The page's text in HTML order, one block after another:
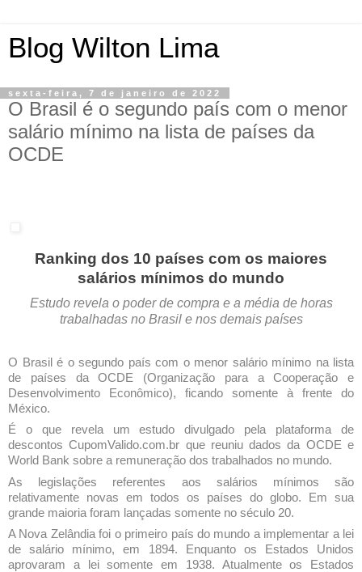
Blog Wilton Lima
sexta-feira, 7 de janeiro de 2022
O Brasil é o segundo país com o menor
salário mínimo na lista de países da
OCDE
Ranking dos 10 países com os maiores
salários mínimos do mundo
Estudo revela o poder de compra e a média de horas
trabalhadas no Brasil e nos demais países
O Brasil é o segundo país com o menor salário mínimo na lista
de países da OCDE (Organização para a Cooperação e
Desenvolvimento Econômico), ficando somente à frente do
México.
É o que revela um estudo divulgado pela plataforma de
descontosCupomValido.com.br que reuniu dados da OCDE e
World Bank sobre a remuneração dos trabalhados no mundo.
As legislações referentes aos salários mínimos são
relativamente novas em todos os países do globo. Em sua
grande maioria foram lançadas somente no século 20.
A Nova Zelândia foi o primeiro país do mundo a implementar a lei
de salário mínimo, em 1894. Enquanto os Estados Unidos
aprovaram a lei somente em 1938. Atualmente os Estados